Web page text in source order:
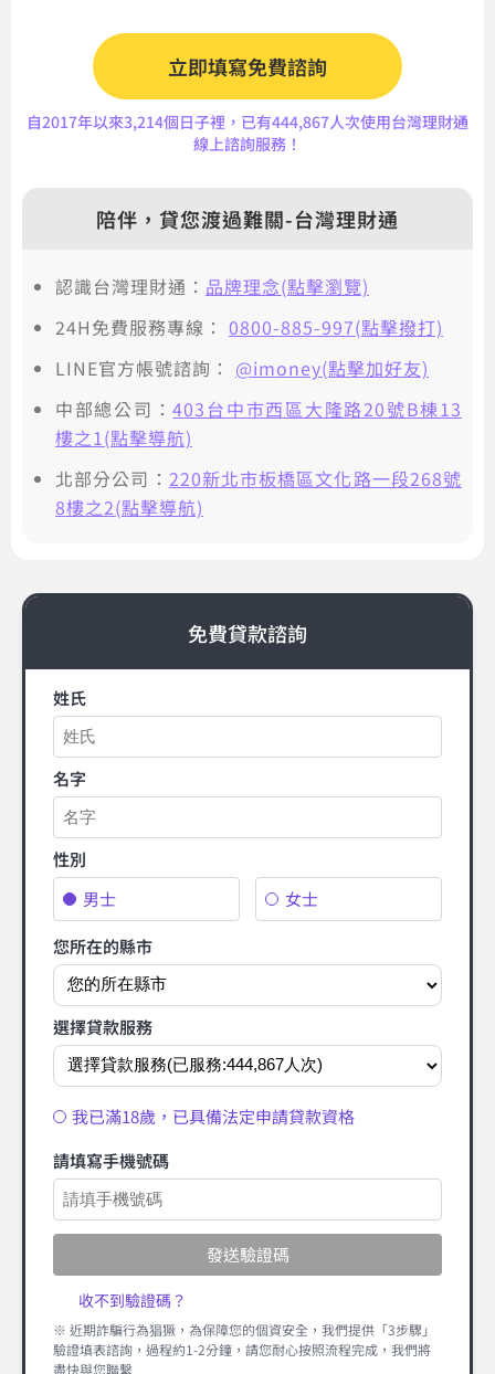
立即填寫免費諮詢
自2017年以來3,214個日子裡，已有444,867人次使用台灣理財通
線上諮詢服務！
陪伴，貸您渡過難關-台灣理財通
認識台灣理財通： 品牌理念(點擊瀏覽)
24H免費服務專線： 0800-885-997(點擊撥打)
LINE官方帳號諮詢： @imoney(點擊加好友)
中部總公司：403台中市西區大隆路20號B棟13
樓之1(點擊導航)
北部分公司： 220新北市板橋區文化路一段268號
8樓之2(點擊導航)
免費貸款諮詢
姓氏
名字
性別
男士
女士
您所在的縣市
選擇貸款服務
我已滿18歲，已具備法定申請貸款資格
請填寫手機號碼
發送驗證碼
收不到驗證碼？
※ 近期詐騙行為猖獗，為保障您的個資安全，我們提供「3步驟」
驗證填表諮詢，過程約1-2分鐘，請您耐心按照流程完成，我們將
盡快與您聯繫